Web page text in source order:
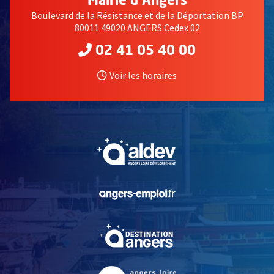
Boulevard de la Résistance et de la Déportation BP
80011 49020 ANGERS Cedex 02
02 41 05 40 00
Voir les horaires
, Ouvre une nouvelle
, Ouvre une nouvelle